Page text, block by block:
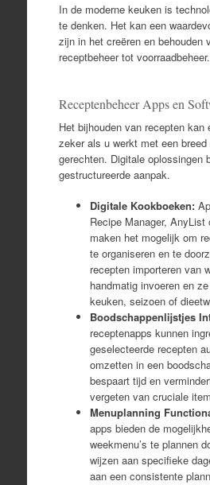
In de moderne keuken is
te denken. Het kan een
zijn in het creëren en behouden
receptbeheer tot voorraadbeheer.
Receptenbeheer Apps en
Het bijhouden van recepten kan
zeker als u werkt met een
gerechten. Digitale oplossingen
gestructureerde aanpak.
Digitale Kookboeken:
Recipe Manager,
maken het mogelijk om
te organiseren en te
recepten importeren van
handmatig invoeren en
keuken, seizoen of
Boodschappenlijstjes
receptenapps kunnen
geselecteerde recepten
omzetten in een
bespaart tijd en
vergeten van cruciale
Menuplanning
apps bieden de
weekmenu’s te plannen
wijzen aan specifieke
aan een consistente